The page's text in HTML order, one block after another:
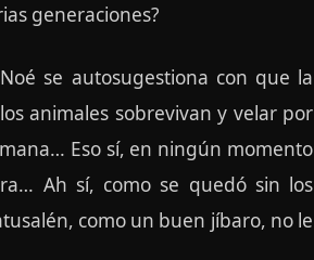
generaciones?
se autosugestiona con que la
animales sobrevivan y velar por
Eso sí, en ningún momento
Ah sí, como se quedó sin los
como un buen jíbaro, no le